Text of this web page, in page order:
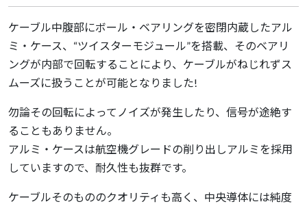
ケーブル中腹部にボール・ベアリングを密閉内蔵したアル
ミ・ケース、“ツイスターモジュール”を搭載、そのベアリ
ングが内部で回転することにより、ケーブルがねじれずス
ムーズに扱うことが可能となりました!
勿論その回転によってノイズが発生したり、信号が途絶す
ることもありません。
アルミ・ケースは航空機グレードの削り出しアルミを採用
していますので、耐久性も抜群です。
ケーブルそのもののクオリティも高く、中央導体には純度